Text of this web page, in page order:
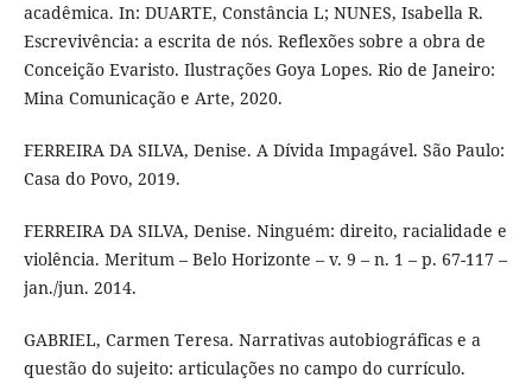
acadêmica. In: DUARTE, Constância L; NUNES, Isabella R.
Escrevivência: a escrita de nós. Reflexões sobre a obra de
Conceição Evaristo. Ilustrações Goya Lopes. Rio de Janeiro:
Mina Comunicação e Arte, 2020.
FERREIRA DA SILVA, Denise. A Dívida Impagável. São Paulo:
Casa do Povo, 2019.
FERREIRA DA SILVA, Denise. Ninguém: direito, racialidade e
violência. Meritum – Belo Horizonte – v. 9 – n. 1 – p. 67-117 –
jan./jun. 2014.
GABRIEL, Carmen Teresa. Narrativas autobiográficas e a
questão do sujeito: articulações no campo do currículo.